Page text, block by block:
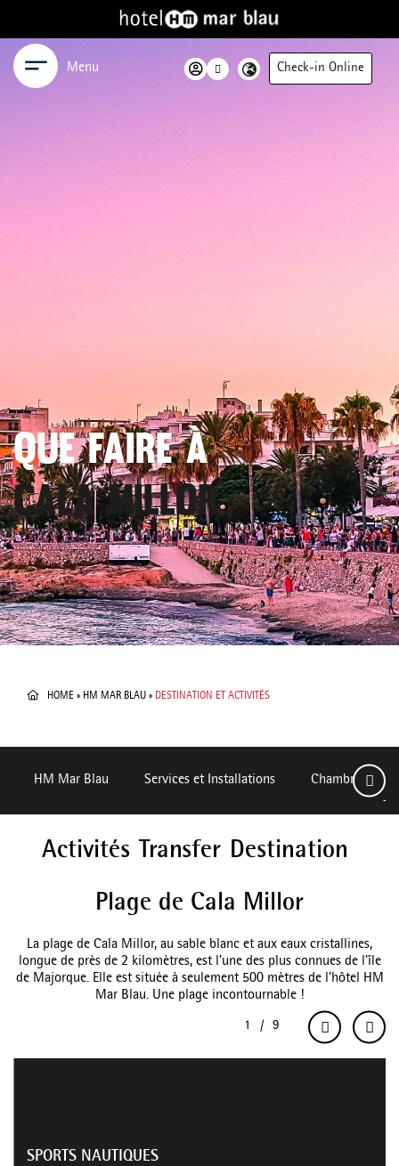
Menu Check-in Online
QUE FAIRE À
CALA MILLOR
HOME » HM MAR BLAU » DESTINATION ET ACTIVITÉS
HM Mar Blau Services et Installations Chambres
Activités Transfer Destination
Plage de Cala Millor
La plage de Cala Millor, au sable blanc et aux eaux cristallines,
longue de près de 2 kilomètres, est l’une des plus connues de l’île
de Majorque. Elle est située à seulement 500 mètres de l’hôtel HM
Mar Blau. Une plage incontournable !
SPORTS NAUTIQUES